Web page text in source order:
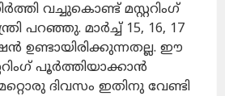
വച്ചുകൊണ്ട് മസ്റ്ററിംഗ്
പറഞ്ഞു. മാർച്ച് 15, 16, 17
ഉണ്ടായിരിക്കുന്നതല്ല. ഈ
പൂർത്തിയാക്കാൻ
ദിവസം ഇതിനു വേണ്ടി